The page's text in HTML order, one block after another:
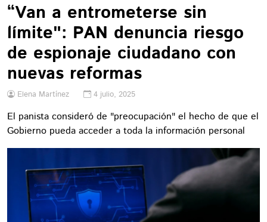
“Van a entrometerse sin
límite": PAN denuncia riesgo
de espionaje ciudadano con
nuevas reformas
Elena Martínez 4 julio, 2025
El panista consideró de "preocupación" el hecho de que el
Gobierno pueda acceder a toda la información personal